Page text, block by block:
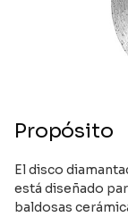
Propósito
El disco
está diseñado
baldosas